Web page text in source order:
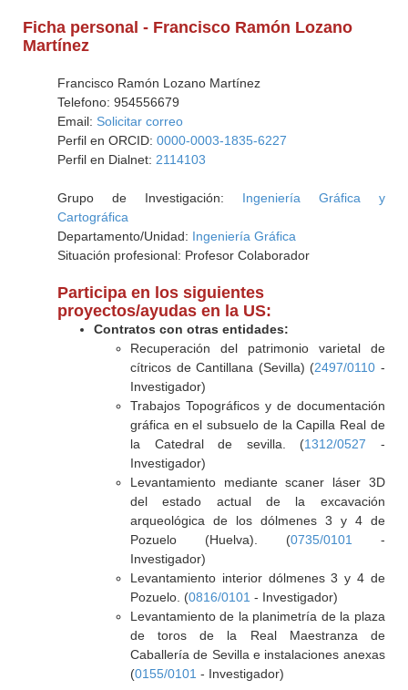
Ficha personal - Francisco Ramón Lozano
Martínez
Francisco Ramón Lozano Martínez
Telefono: 954556679
Email: Solicitar correo
Perfil en ORCID: 0000-0003-1835-6227
Perfil en Dialnet: 2114103
Grupo de Investigación: Ingeniería Gráfica y
Cartográfica
Departamento/Unidad: Ingeniería Gráfica
Situación profesional: Profesor Colaborador
Participa en los siguientes
proyectos/ayudas en la US:
Contratos con otras entidades:
Recuperación del patrimonio varietal de
cítricos de Cantillana (Sevilla) (2497/0110 -
Investigador)
Trabajos Topográficos y de documentación
gráfica en el subsuelo de la Capilla Real de
la Catedral de sevilla. (1312/0527 -
Investigador)
Levantamiento mediante scaner láser 3D
del estado actual de la excavación
arqueológica de los dólmenes 3 y 4 de
Pozuelo (Huelva). (0735/0101
-
Investigador)
Levantamiento interior dólmenes 3 y 4 de
Pozuelo. (0816/0101 - Investigador)
Levantamiento de la planimetría de la plaza
de toros de la Real Maestranza de
Caballería de Sevilla e instalaciones anexas
(0155/0101 - Investigador)